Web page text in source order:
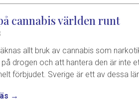
cannabis världen runt
allt bruk av cannabis som
på drogen och att hantera den är inte
förbjudet. Sverige är ett av dessa
→